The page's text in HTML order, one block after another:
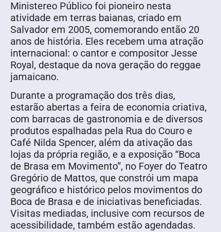
Ministereo Público foi pioneiro nesta
atividade em terras baianas, criado em
Salvador em 2005, comemorando então 20
anos de história. Eles recebem uma atração
internacional: o cantor e compositor Jesse
Royal, destaque da nova geração do reggae
jamaicano.
Durante a programação dos três dias,
estarão abertas a feira de economia criativa,
com barracas de gastronomia e de diversos
produtos espalhadas pela Rua do Couro e
Café Nilda Spencer, além da ativação das
lojas da própria região, e a exposição “Boca
de Brasa em Movimento”, no Foyer do Teatro
Gregório de Mattos, que constrói um mapa
geográfico e histórico pelos movimentos do
Boca de Brasa e de iniciativas beneficiadas.
Visitas mediadas, inclusive com recursos de
acessibilidade, também estão agendadas.